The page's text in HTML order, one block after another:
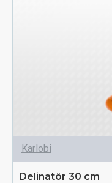
Karlobi
Delinatör 30 cm